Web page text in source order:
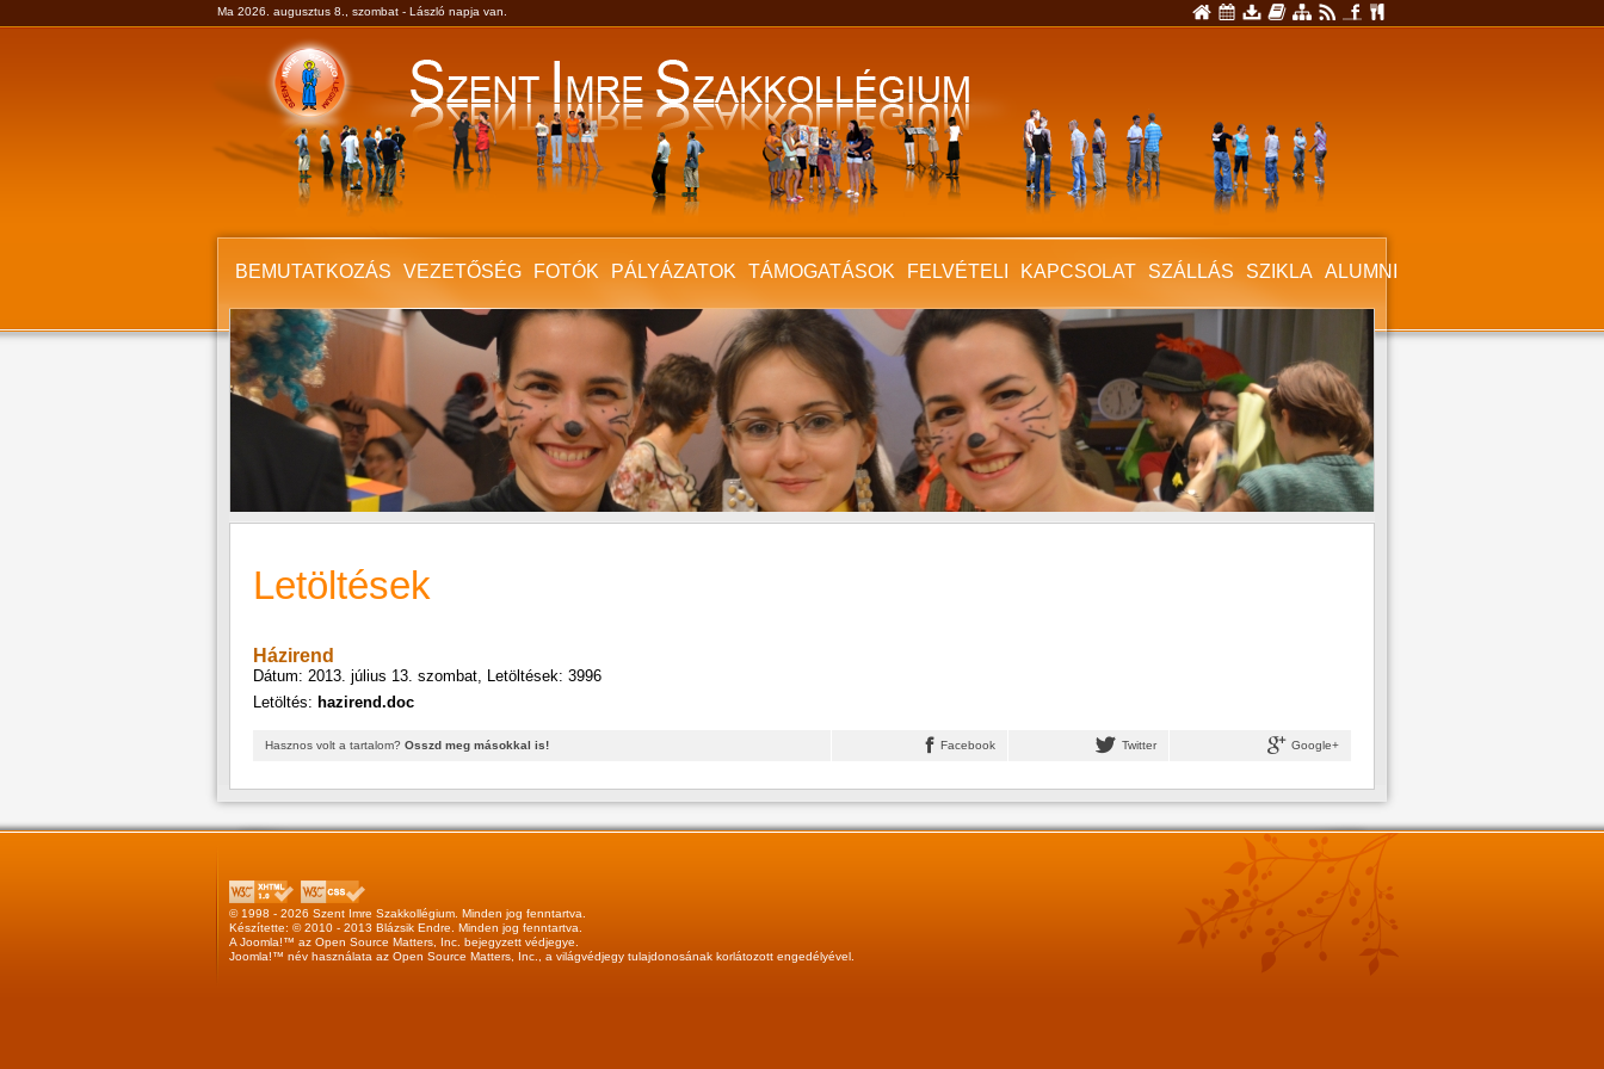
Ma 2026. augusztus 8., szombat - László napja van.
BEMUTATKOZÁS VEZETŐSÉG FOTÓK PÁLYÁZATOK TÁMOGATÁSOK FELVÉTELI KAPCSOLAT SZÁLLÁS SZIKLA ALUMNI
Letöltések
Házirend
Dátum: 2013. július 13. szombat, Letöltések: 3996
Letöltés: hazirend.doc
Hasznos volt a tartalom? Osszd meg másokkal is! Facebook Twitter Google+
© 1998 - 2026 Szent Imre Szakkollégium. Minden jog fenntartva.
Készítette: © 2010 - 2013 Blázsik Endre . Minden jog fenntartva.
A Joomla!™ az Open Source Matters, Inc. bejegyzett védjegye.
Joomla!™ név használata az Open Source Matters, Inc. , a világvédjegy tulajdonosának korlátozott engedélyével.